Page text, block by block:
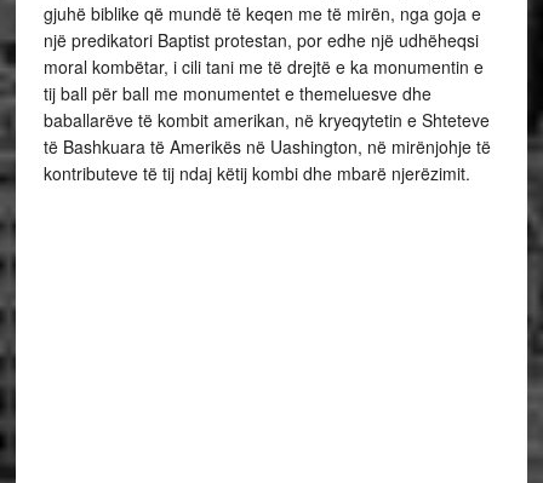
gjuhë biblike që mundë të keqen me të mirën, nga goja e
një predikatori Baptist protestan, por edhe një udhëheqsi
moral kombëtar, i cili tani me të drejtë e ka monumentin e
tij ball për ball me monumentet e themeluesve dhe
baballarëve të kombit amerikan, në kryeqytetin e Shteteve
të Bashkuara të Amerikës në Uashington, në mirënjohje të
kontributeve të tij ndaj këtij kombi dhe mbarë njerëzimit.